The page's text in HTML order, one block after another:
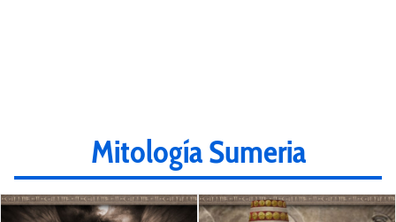
Mitología Sumeria